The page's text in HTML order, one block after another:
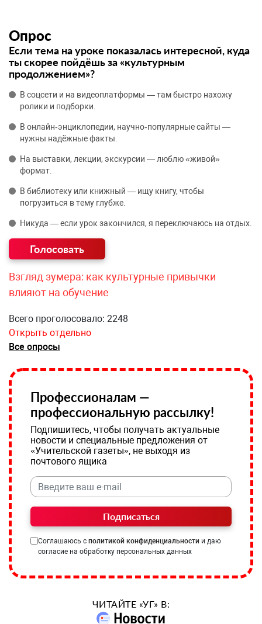
Опрос
Если тема на уроке показалась интересной, куда
ты скорее пойдёшь за «культурным
продолжением»?
В соцсети и на видеоплатформы — там быстро нахожу
ролики и подборки.
В онлайн‑энциклопедии, научно‑популярные сайты —
нужны надёжные факты.
На выставки, лекции, экскурсии — люблю «живой»
формат.
В библиотеку или книжный — ищу книгу, чтобы
погрузиться в тему глубже.
Никуда — если урок закончился, я переключаюсь на отдых.
Взгляд зумера: как культурные привычки
влияют на обучение
Всего проголосовало: 2248
Открыть отдельно
Все опросы
Профессионалам —
профессиональную рассылку!
Подпишитесь, чтобы получать актуальные
новости и специальные предложения от
«Учительской газеты», не выходя из
почтового ящика
Подписаться
Соглашаюсь с политикой конфиденциальности и даю
согласие на обработку персональных данных
ЧИТАЙТЕ «УГ» В: